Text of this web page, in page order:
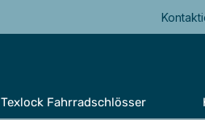
Texlock Fahrradschlösser